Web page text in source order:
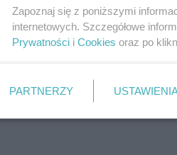
Zapoznaj się z poniższymi
internetowych. Szczegółowe
Prywatności i Cookies oraz po
PARTNERZY USTAWIENIA